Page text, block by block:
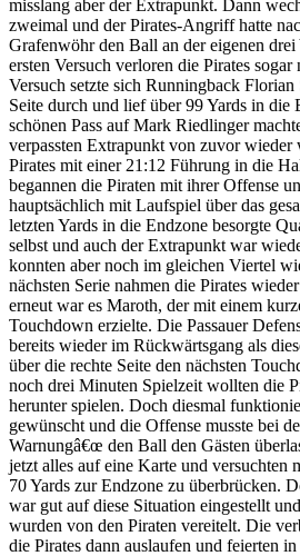
misslang aber der Extrapunkt. Dann
zweimal und der Pirates-Angriff hatte
Grafenwöhr den Ball an der eigenen
ersten Versuch verloren die Pirates
Versuch setzte sich Runningback
Seite durch und lief über 99 Yards in die
schönen Pass auf Mark Riedlinger
verpassten Extrapunkt von zuvor
Pirates mit einer 21:12 Führung in die
begannen die Piraten mit ihrer Offense
hauptsächlich mit Laufspiel über das
letzten Yards in die Endzone besorgte
selbst und auch der Extrapunkt war
konnten aber noch im gleichen Viertel
nächsten Serie nahmen die Pirates
erneut war es Maroth, der mit einem
Touchdown erzielte. Die Passauer
bereits wieder im Rückwärtsgang als
über die rechte Seite den nächsten
noch drei Minuten Spielzeit wollten die
herunter spielen. Doch diesmal
gewünscht und die Offense musste bei
Warnungâ€œ den Ball den Gästen
jetzt alles auf eine Karte und versuchten
70 Yards zur Endzone zu überbrücken.
war gut auf diese Situation eingestellt
wurden von den Piraten vereitelt. Die
die Pirates dann auslaufen und feierten